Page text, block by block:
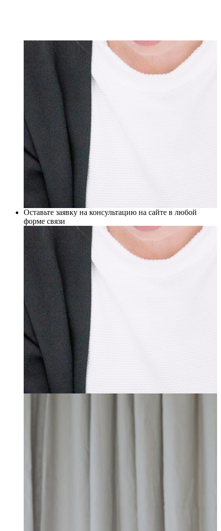
Оставьте заявку на консультацию на сайте в любой
форме связи